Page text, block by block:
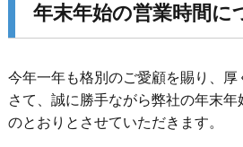
年末年始の営業時間に
今年一年も格別のご愛顧を賜り、厚
さて、誠に勝手ながら弊社の年末
のとおりとさせていただきます。